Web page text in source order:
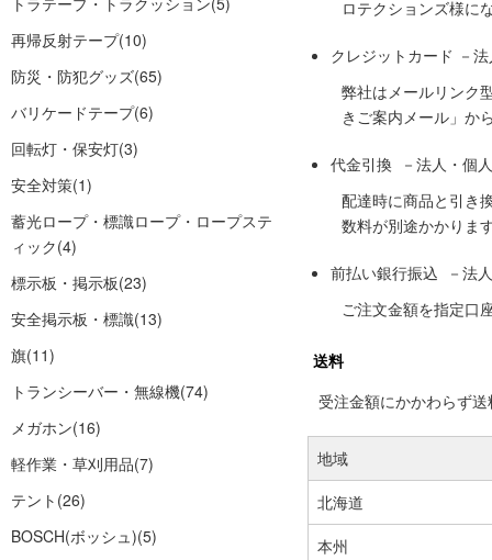
再帰反射テープ(10)
防災・防犯グッズ(65)
バリケードテープ(6)
回転灯・保安灯(3)
安全対策(1)
蓄光ロープ・標識ロープ・ロープステ
ィック(4)
標示板・掲示板(23)
安全掲示板・標識(13)
旗(11)
トランシーバー・無線機(74)
メガホン(16)
軽作業・草刈用品(7)
テント (26)
BOSCH(ボッシュ)(5)
ロテクションズ様に
クレジットカード －
弊社はメールリンク
きご案内メール」か
代金引換 －法人・個
配達時に商品と引き
数料が別途かかりま
前払い銀行振込 －法
ご注文金額を指定口
送料
受注金額にかかわらず
地域
北海道
本州